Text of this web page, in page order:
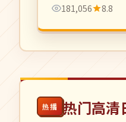
181,056
8.8
热播 热门高清